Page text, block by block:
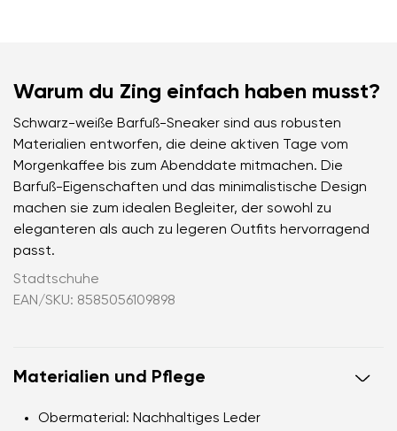
Warum du Zing einfach haben musst?
Schwarz-weiße Barfuß-Sneaker sind aus robusten
Materialien entworfen, die deine aktiven Tage vom
Morgenkaffee bis zum Abenddate mitmachen. Die
Barfuß-Eigenschaften und das minimalistische Design
machen sie zum idealen Begleiter, der sowohl zu
eleganteren als auch zu legeren Outfits hervorragend
passt.
Stadtschuhe
EAN/SKU: 8585056109898
Materialien und Pflege
Obermaterial: Nachhaltiges Leder